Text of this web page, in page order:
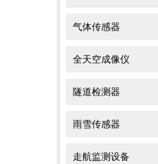
气体传感器
全天空成像仪
隧道检测器
雨雪传感器
走航监测设备